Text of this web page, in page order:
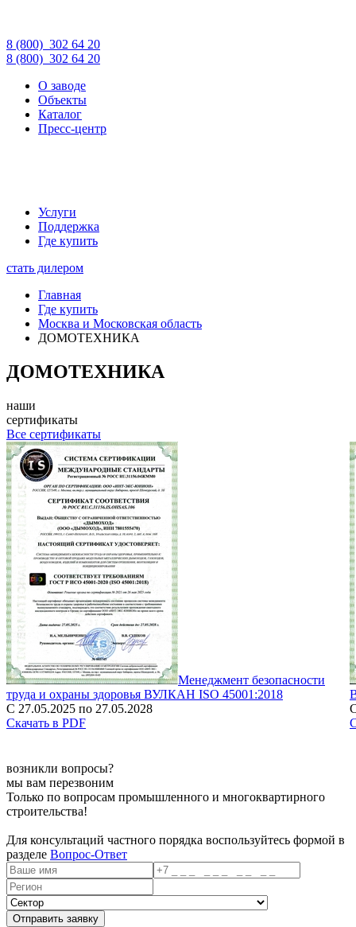
8 (800) 302 64 20
8 (800) 302 64 20
О заводе
Объекты
Каталог
Пресс-центр
Услуги
Поддержка
Где купить
стать дилером
Главная
Где купить
Москва и Московская область
ДОМОТЕХНИКА
ДОМОТЕХНИКА
наши
сертификаты
Все сертификаты
Менеджмент безопасности
труда и охраны здоровья ВУЛКАН ISO 45001:2018
С 27.05.2025 по 27.05.2028
Скачать в PDF
возникли вопросы?
мы вам перезвоним
Только по вопросам промышленного и многоквартирного
строительства!
Для консультаций частного порядка воспользуйтесь формой в
разделе Вопрос-Ответ